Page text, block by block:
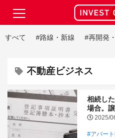
すべて #路線・新線 #再開発
不動産ビジネス
相続し
場合。
2025/
#アパー